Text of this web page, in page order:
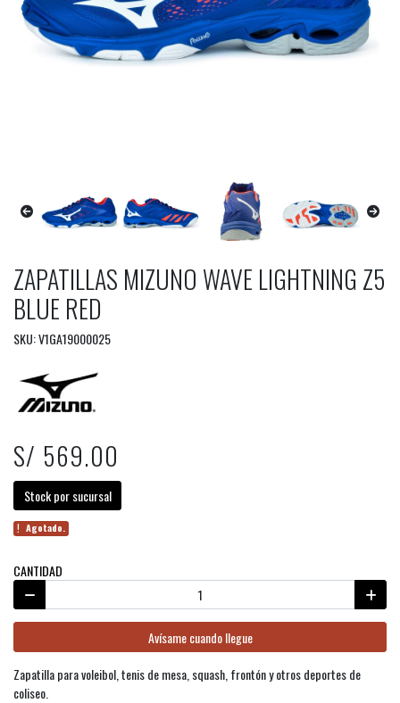
ZAPATILLAS MIZUNO WAVE LIGHTNING Z5
BLUE RED
SKU: V1GA19000025
S/ 569.00
Stock por sucursal
Agotado.
CANTIDAD
Avísame cuando llegue
Zapatilla para voleibol, tenis de mesa, squash, frontón y otros deportes de
coliseo.